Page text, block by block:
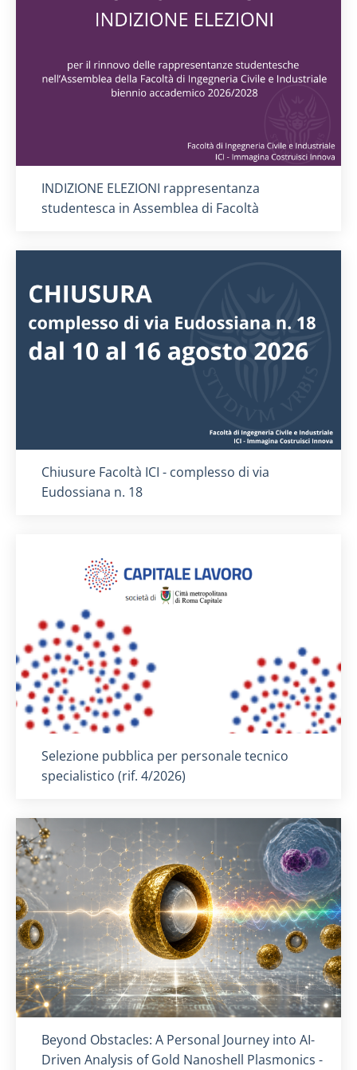
Titolo card:
INDIZIONE ELEZIONI rappresentanza
studentesca in Assemblea di Facoltà
Titolo card:
Chiusure Facoltà ICI - complesso di via
Eudossiana n. 18
Titolo card:
Selezione pubblica per personale tecnico
specialistico (rif. 4/2026)
Titolo card:
Beyond Obstacles: A Personal Journey into AI-
Driven Analysis of Gold Nanoshell Plasmonics -